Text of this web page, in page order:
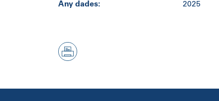
Any dades:
2025